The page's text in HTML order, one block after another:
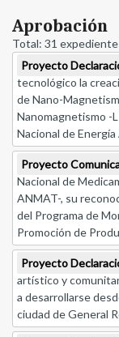
Aprobación
Total: 31
Proyecto
tecnológico la
de Nano-
Nanomagnetismo -
Nacional de
Proyecto
Nacional de
ANMAT-, su
del Programa de
Promoción de
Proyecto
artístico y
a desarrollarse
ciudad de General